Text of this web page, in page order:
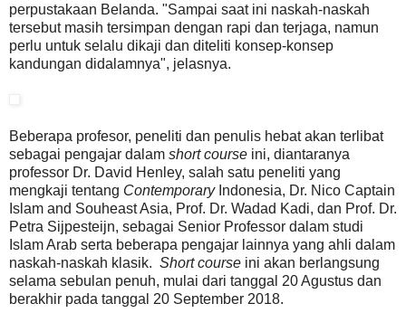
perpustakaan Belanda. "Sampai saat ini naskah-naskah
tersebut masih tersimpan dengan rapi dan terjaga, namun
perlu untuk selalu dikaji dan diteliti konsep-konsep
kandungan didalamnya", jelasnya.
Beberapa profesor, peneliti dan penulis hebat akan terlibat
sebagai pengajar dalam short course ini, diantaranya
professor Dr. David Henley, salah satu peneliti yang
mengkaji tentang ContemporaryIndonesia, Dr. Nico Captain
Islam and Souheast Asia, Prof. Dr. Wadad Kadi, dan Prof. Dr.
Petra Sijpesteijn, sebagai Senior Professor dalam studi
Islam Arab serta beberapa pengajar lainnya yang ahli dalam
naskah-naskah klasik. Short course ini akan berlangsung
selama sebulan penuh, mulai dari tanggal 20 Agustus dan
berakhir pada tanggal 20 September 2018.